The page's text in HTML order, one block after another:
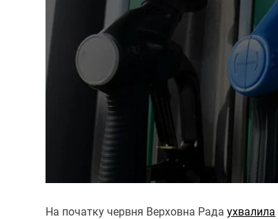
На початку червня Верховна Радаухвалила